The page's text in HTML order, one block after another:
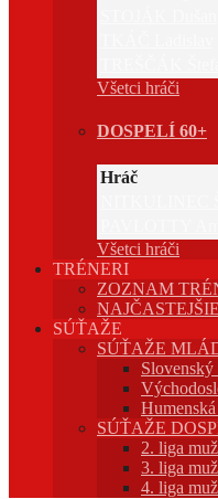
Všetci hráči
DOSPELÍ 60+
Hráč
Všetci hráči
TRÉNERI
ZOZNAM
SÚŤAŽE
SÚŤAŽE
Slovenský
SÚŤAŽE
2. liga
3. liga
4. liga